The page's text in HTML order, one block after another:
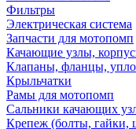
Фильтры
Электрическая система
Запчасти для мотопомп
Качающие узлы,
Клапаны, фланцы,
Крыльчатки
Рамы для мотопомп
Сальники качающих
Крепеж (болты, гайки,